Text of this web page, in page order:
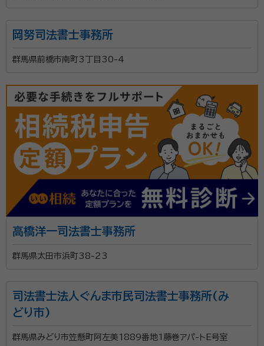
岡努司法書士事務所
群馬県前橋市南町3丁目30-4
高橋洋一司法書士事務所
群馬県太田市浜町38-23
司法書士法人ぐんま市民司法書士事務所(み
どり市)
群馬県みどり市笠懸町阿左美1889番地1藤巻アパ-トE号室